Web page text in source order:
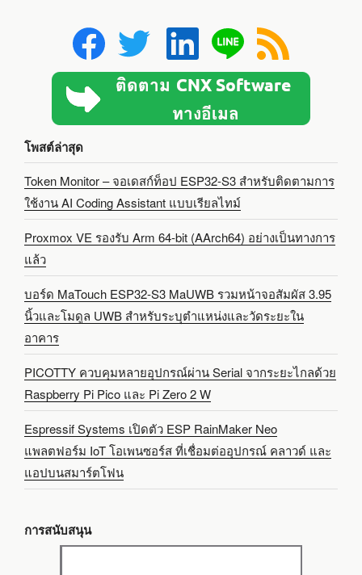
โพสต์ล่าสุด
Token Monitor – จอเดสก์ท็อป ESP32-S3 สำหรับติดตามการ
ใช้งาน AI Coding Assistant แบบเรียลไทม์
Proxmox VE รองรับ Arm 64-bit (AArch64) อย่างเป็นทางการ
แล้ว
บอร์ด MaTouch ESP32-S3 MaUWB รวมหน้าจอสัมผัส 3.95
นิ้วและโมดูล UWB สำหรับระบุตำแหน่งและวัดระยะใน
อาคาร
PICOTTY ควบคุมหลายอุปกรณ์ผ่าน Serial จากระยะไกลด้วย
Raspberry Pi Pico และ Pi Zero 2 W
Espressif Systems เปิดตัว ESP RainMaker Neo
แพลตฟอร์ม IoT โอเพนซอร์ส ที่เชื่อมต่ออุปกรณ์ คลาวด์ และ
แอปบนสมาร์ตโฟน
การสนับสนุน